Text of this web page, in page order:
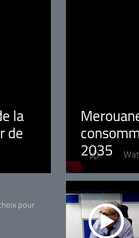
la
de
2035
pour